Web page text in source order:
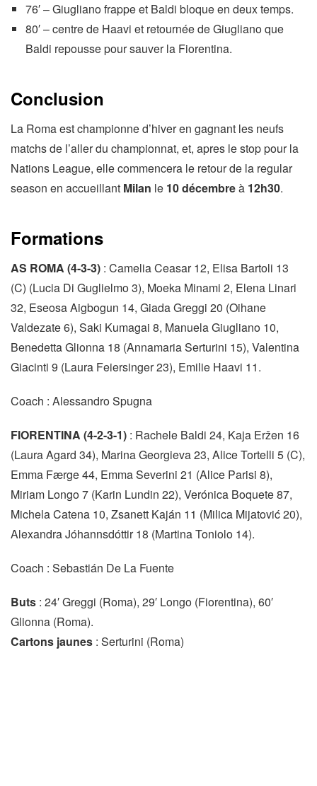
76′ – Giugliano frappe et Baldi bloque en deux temps.
80′ – centre de Haavi et retournée de Giugliano que
Baldi repousse pour sauver la Fiorentina.
Conclusion
La Roma est championne d’hiver en gagnant les neufs
matchs de l’aller du championnat, et, apres le stop pour la
Nations League, elle commencera le retour de la regular
season en accueillant Milan le 10 décembreà 12h30.
Formations
AS ROMA (4-3-3) : Camelia Ceasar 12, Elisa Bartoli 13
(C) (Lucia Di Guglielmo 3), Moeka Minami 2, Elena Linari
32, Eseosa Aigbogun 14, Giada Greggi 20 (Oihane
Valdezate 6), Saki Kumagai 8, Manuela Giugliano 10,
Benedetta Glionna 18 (Annamaria Serturini 15), Valentina
Giacinti 9 (Laura Feiersinger 23), Emilie Haavi 11.
Coach : Alessandro Spugna
FIORENTINA (4-2-3-1) : Rachele Baldi 24, Kaja Eržen 16
(Laura Agard 34), Marina Georgieva 23, Alice Tortelli 5 (C),
Emma Færge 44, Emma Severini 21 (Alice Parisi 8),
Miriam Longo 7 (Karin Lundin 22), Verónica Boquete 87,
Michela Catena 10, Zsanett Kaján 11 (Milica Mijatović 20),
Alexandra Jóhannsdóttir 18 (Martina Toniolo 14).
Coach : Sebastián De La Fuente
Buts : 24′ Greggi (Roma), 29′ Longo (Fiorentina), 60′
Glionna (Roma).
Cartons jaunes : Serturini (Roma)